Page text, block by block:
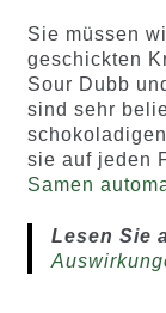
Sie müssen
geschickten
Sour Dubb
sind sehr
sie auf jeden
Samen
Lesen Sie